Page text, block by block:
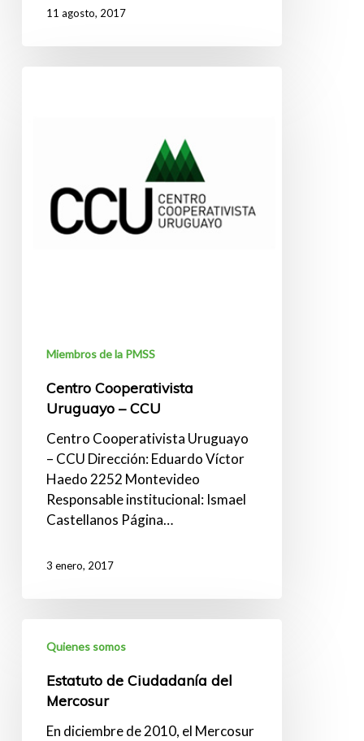
11 agosto, 2017
Miembros de la PMSS
Centro Cooperativista
Uruguayo – CCU
Centro Cooperativista Uruguayo
– CCU Dirección: Eduardo Víctor
Haedo 2252 Montevideo
Responsable institucional: Ismael
Castellanos Página…
3 enero, 2017
Mercosur
Quienes somos
Estatuto de Ciudadanía del
Mercosur
En diciembre de 2010, el Mercosur